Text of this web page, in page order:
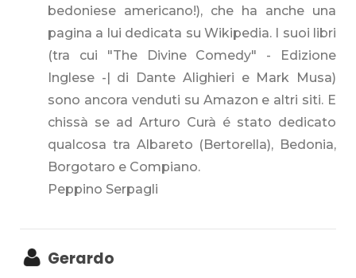
bedoniese americano!), che ha anche una
pagina a lui dedicata su Wikipedia. I suoi libri
(tra cui "The Divine Comedy" - Edizione
Inglese -| di Dante Alighieri e Mark Musa)
sono ancora venduti su Amazon e altri siti. E
chissà se ad Arturo Curà é stato dedicato
qualcosa tra Albareto (Bertorella), Bedonia,
Borgotaro e Compiano.
Peppino Serpagli
Gerardo